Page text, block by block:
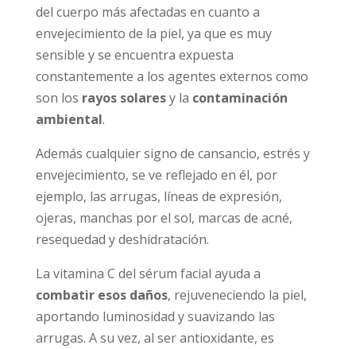
del cuerpo más afectadas en cuanto a
envejecimiento de la piel, ya que es muy
sensible y se encuentra expuesta
constantemente a los agentes externos como
son los rayos solaresy la contaminación
ambiental.
Además cualquier signo de cansancio, estrés y
envejecimiento, se ve reflejado en él, por
ejemplo, las arrugas, líneas de expresión,
ojeras, manchas por el sol, marcas de acné,
resequedad y deshidratación.
La vitamina C del sérum facial ayuda a
combatir esos daños, rejuveneciendo la piel,
aportando luminosidad y suavizando las
arrugas. A su vez, al ser antioxidante, es